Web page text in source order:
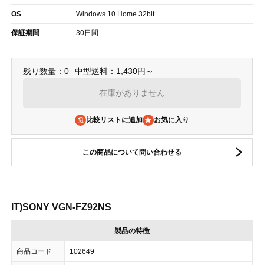
OS Windows 10 Home 32bit
保証期間 30日間
残り数量：0 中型送料：1,430円～
在庫がありません
比較リストに追加
この商品について問い合わせる
IT)SONY VGN-FZ92NS
製品の特徴
商品コード 102649